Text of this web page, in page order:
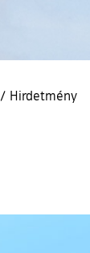
/ Hirdetmény